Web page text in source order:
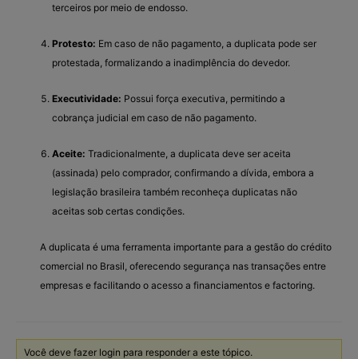
terceiros por meio de endosso.
Protesto: Em caso de não pagamento, a duplicata pode ser
protestada, formalizando a inadimplência do devedor.
Executividade: Possui força executiva, permitindo a
cobrança judicial em caso de não pagamento.
Aceite: Tradicionalmente, a duplicata deve ser aceita
(assinada) pelo comprador, confirmando a dívida, embora a
legislação brasileira também reconheça duplicatas não
aceitas sob certas condições.
A duplicata é uma ferramenta importante para a gestão do crédito
comercial no Brasil, oferecendo segurança nas transações entre
empresas e facilitando o acesso a financiamentos e factoring.
Você deve fazer login para responder a este tópico.